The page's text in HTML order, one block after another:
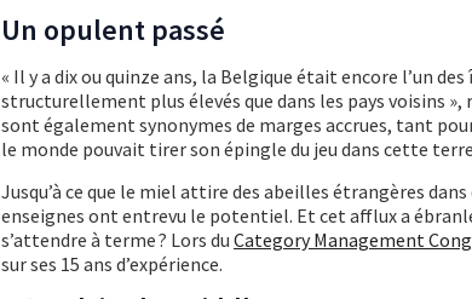
Un opulent passé
« Il y a dix ou quinze ans, la Belgique était encore l’un
structurellement plus élevés que dans les pays voisins
sont également synonymes de marges accrues, tant
le monde pouvait tirer son épingle du jeu dans cette
Jusqu’à ce que le miel attire des abeilles étrangères
enseignes ont entrevu le potentiel. Et cet afflux a
s’attendre à terme ? Lors du Category Management
sur ses 15 ans d’expérience.